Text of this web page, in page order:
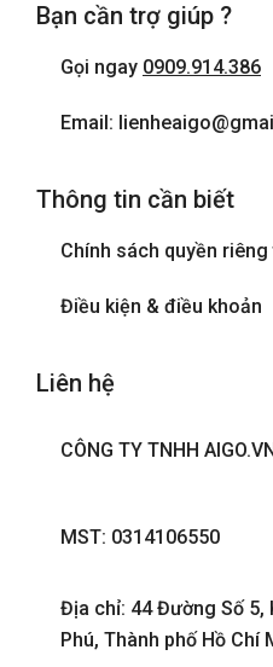
Bạn cần trợ giúp ?
Gọi ngay 0909.914.386
Email:
Thông tin cần biết
Chính sách quyền
Điều kiện & điều khoản
Liên hệ
CÔNG TY TNHH
MST: 0314106550
Địa chỉ: 44 Đường Số 5,
Phú, Thành phố Hồ Chí